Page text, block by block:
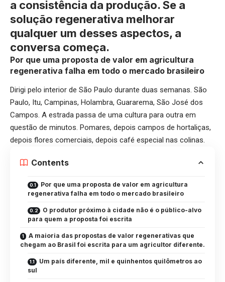
a consistência da produção. Se a
solução regenerativa melhorar
qualquer um desses aspectos, a
conversa começa.
Por que uma proposta de valor em agricultura
regenerativa falha em todo o mercado brasileiro
Dirigi pelo interior de São Paulo durante duas semanas. São
Paulo, Itu, Campinas, Holambra, Guararema, São José dos
Campos. A estrada passa de uma cultura para outra em
questão de minutos. Pomares, depois campos de hortaliças,
depois flores comerciais, depois café especial nas colinas.
Contents
Por que uma proposta de valor em agricultura
regenerativa falha em todo o mercado brasileiro
O produtor próximo à cidade não é o público-alvo
para quem a proposta foi escrita
A maioria das propostas de valor regenerativas que
chegam ao Brasil foi escrita para um agricultor diferente.
Um país diferente, mil e quinhentos quilômetros ao
sul